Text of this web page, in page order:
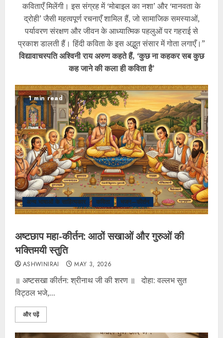
कविताएँ मिलेंगी। इस संग्रह में ‘मोबाइल का नशा’ और ‘मानवता के
द्रोही’ जैसी महत्वपूर्ण रचनाएँ शामिल हैं, जो सामाजिक समस्याओं,
पर्यावरण संरक्षण और जीवन के आध्यात्मिक पहलुओं पर गहराई से
प्रकाश डालती हैं। हिंदी कविता के इस अद्भुत संसार में गोता लगाएँ।”
विद्यावाचस्पति अश्विनी राय अरुण कहते हैं, ‘कुछ ना कहकर सब कुछ
कह जाने की कला ही कविता है’
1 min read
अन्य भाषाओं के साहित्यकार कविता भजन–कीर्तन
अष्टछाप महा-कीर्तन: आठों सखाओं और गुरुओं की
भक्तिमयी स्तुति
ASHWINIRAI MAY 3, 2026
॥ अष्टसखा कीर्तन: श्रीनाथ जी की शरण ॥ दोहा: वल्लभ सुत
विट्ठल भजे,...
और पढ़ें